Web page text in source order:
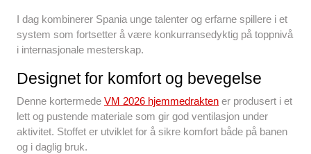
I dag kombinerer Spania unge talenter og erfarne spillere i et
system som fortsetter å være konkurransedyktig på toppnivå
i internasjonale mesterskap.
Designet for komfort og bevegelse
Denne kortermede VM 2026 hjemmedrakten er produsert i et
lett og pustende materiale som gir god ventilasjon under
aktivitet. Stoffet er utviklet for å sikre komfort både på banen
og i daglig bruk.